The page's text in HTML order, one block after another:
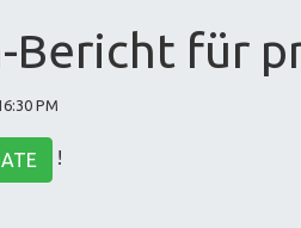
Bericht für
PM
!